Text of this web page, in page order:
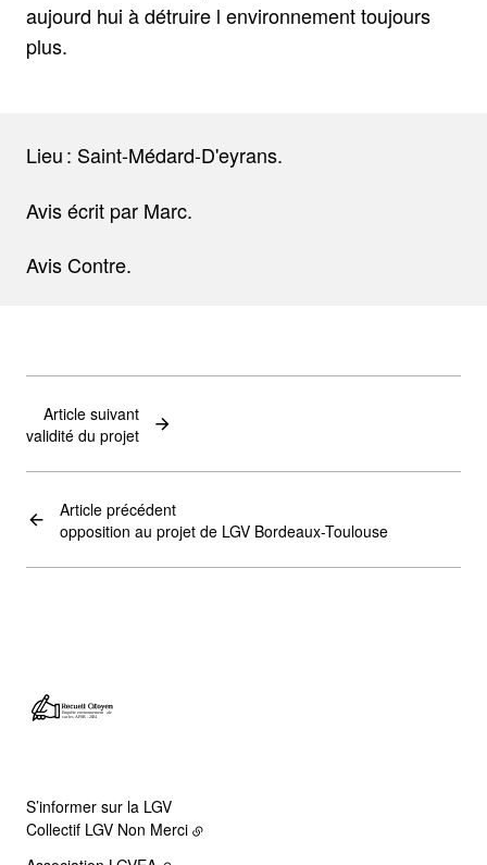
aujourd hui à détruire l environnement toujours
plus.
Lieu : Saint-Médard-D'eyrans.
Avis écrit par Marc.
Avis Contre.
Article précédent
opposition au projet de LGV Bordeaux-Toulouse
Article suivant
validité du projet
S’informer sur la LGV
Collectif LGV Non Merci